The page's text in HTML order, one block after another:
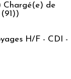
Chargé(e) de
H/F - CDI -